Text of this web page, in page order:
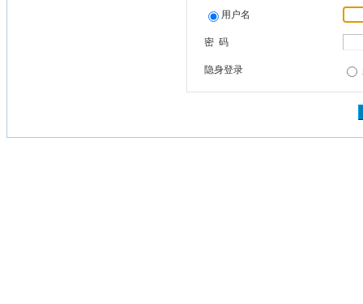
用户名
密 码
隐身登录